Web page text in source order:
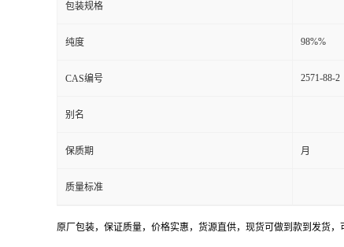
包装规格
纯度 98%%
CAS编号 2571-88-2
别名
保质期 月
质量标准
原厂包装，保证质量，价格实惠，货源直供，现货可做到款到发货